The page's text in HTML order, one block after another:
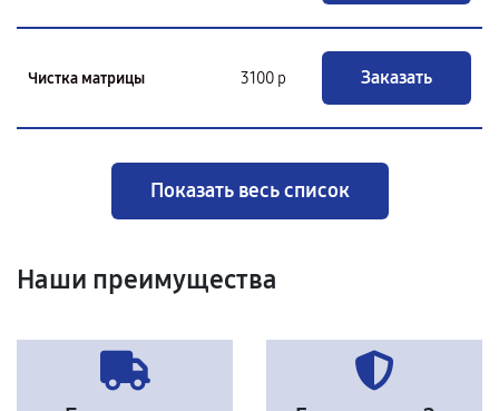
Чистка матрицы 3100 р Заказать
Показать весь список
Наши преимущества